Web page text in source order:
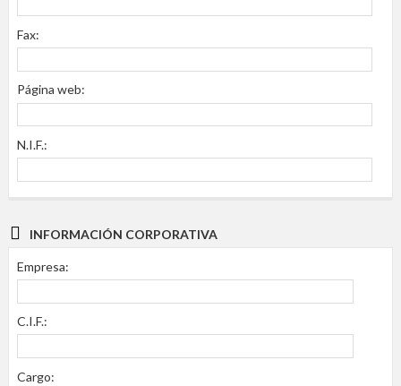
Fax:
Página web:
N.I.F.:
INFORMACIÓN CORPORATIVA
Empresa:
C.I.F.:
Cargo: